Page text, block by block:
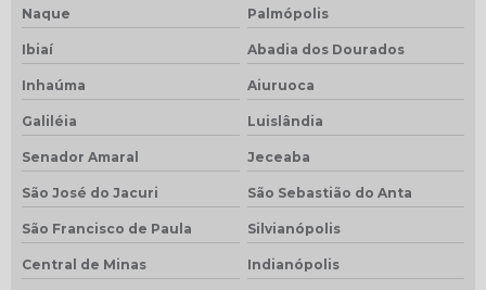
Naque Palmópolis
Ibiaí Abadia dos Dourados
Inhaúma Aiuruoca
Galiléia Luislândia
Senador Amaral Jeceaba
São José do Jacuri São Sebastião do Anta
São Francisco de Paula Silvianópolis
Central de Minas Indianópolis